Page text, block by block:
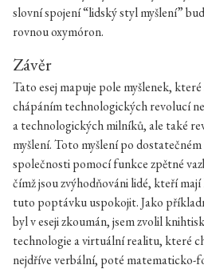
slovní spojení “lidský styl myšlení”
rovnou oxymóron.
Závěr
Tato esej mapuje pole myšlenek,
chápáním technologických revolucí
a technologických milníků, ale také
myšlení. Toto myšlení po
společnosti pomocí funkce zpětné
čímž jsou zvýhodňováni lidé, kteří
tuto poptávku uspokojit. Jako
byl v eseji zkoumán, jsem zvolil
technologie a virtuální realitu, které
nejdříve verbální, poté matematicko-